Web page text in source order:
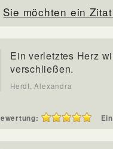
Sie möchten ein
Ein verletztes Herz
verschließen.
Herdt, Alexandra